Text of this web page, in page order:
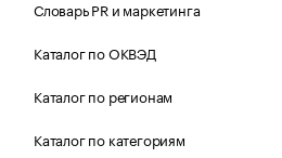
Словарь PR и маркетинга
Каталог по ОКВЭД
Каталог по регионам
Каталог по категориям